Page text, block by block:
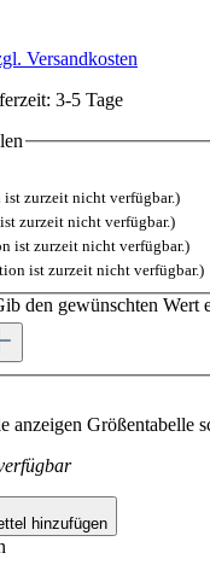
Versandkosten
3-5 Tage
ist zurzeit nicht verfügbar.)
zurzeit nicht verfügbar.)
ist zurzeit nicht verfügbar.)
ist zurzeit nicht verfügbar.)
den gewünschten Wert
anzeigen Größentabelle
hinzufügen